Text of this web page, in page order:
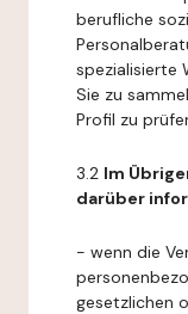
berufliche
spezialisierte
Sie zu
Profil zu
3.2 Im
darüber
- wenn die
gesetzlichen